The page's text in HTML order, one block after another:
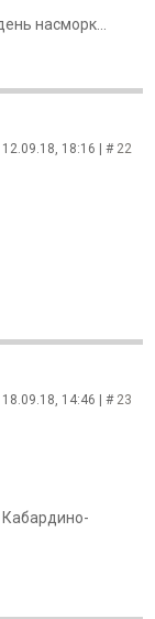
насморк...
12.09.18, 18:16 | # 22
18.09.18, 14:46 | # 23
Кабардино-